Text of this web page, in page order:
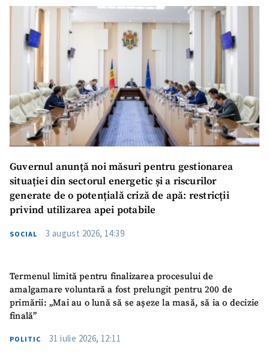
Guvernul anunță noi măsuri pentru gestionarea
situației din sectorul energetic și a riscurilor
generate de o potențială criză de apă: restricții
privind utilizarea apei potabile
SOCIAL 3 august 2026, 14:39
Termenul limită pentru finalizarea procesului de
amalgamare voluntară a fost prelungit pentru 200 de
primării: „Mai au o lună să se așeze la masă, să ia o decizie
finală”
POLITIC 31 iulie 2026, 12:11